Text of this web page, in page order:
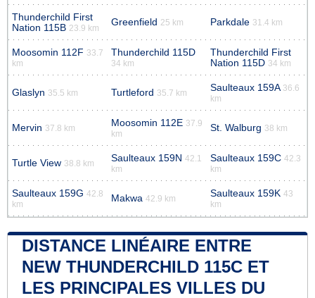
Thunderchild First
Nation 115B 23.9 km
Greenfield 25 km Parkdale 31.4 km
Moosomin 112F 33.7
km
Thunderchild 115D
34 km
Thunderchild First
Nation 115D 34 km
Glaslyn 35.5 km Turtleford 35.7 km Saulteaux 159A 36.6
km
Mervin 37.8 km Moosomin 112E 37.9
km
St. Walburg 38 km
Turtle View 38.8 km Saulteaux 159N 42.1
km
Saulteaux 159C 42.3
km
Saulteaux 159G 42.8
km
Makwa 42.9 km Saulteaux 159K 43
km
DISTANCE LINÉAIRE ENTRE
NEW THUNDERCHILD 115C ET
LES PRINCIPALES VILLES DU